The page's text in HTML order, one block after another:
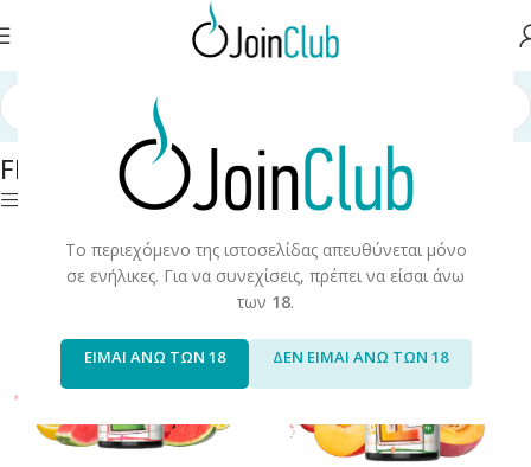
Το περιεχόμενο της ιστοσελίδας απευθύνεται μόνο
σε ενήλικες. Για να συνεχίσεις, πρέπει να είσαι άνω
των 18.
ΕΙΜΑΙ ΑΝΩ ΤΩΝ 18 ΔΕΝ ΕΙΜΑΙ ΑΝΩ ΤΩΝ 18
Υγρά Αναπλήρωσης Fluid
Fluid